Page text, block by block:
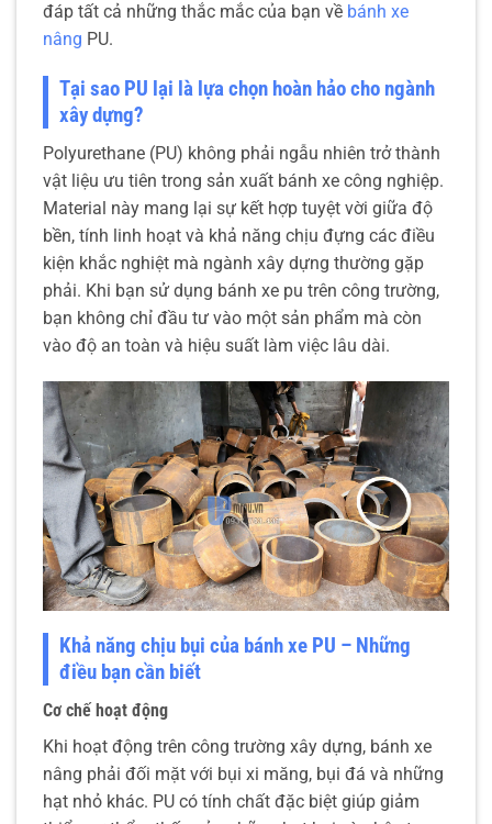
đáp tất cả những thắc mắc của bạn về bánh xe
nâng PU.
Tại sao PU lại là lựa chọn hoàn hảo cho ngành
xây dựng?
Polyurethane (PU) không phải ngẫu nhiên trở thành
vật liệu ưu tiên trong sản xuất bánh xe công nghiệp.
Material này mang lại sự kết hợp tuyệt vời giữa độ
bền, tính linh hoạt và khả năng chịu đựng các điều
kiện khắc nghiệt mà ngành xây dựng thường gặp
phải. Khi bạn sử dụng bánh xe pu trên công trường,
bạn không chỉ đầu tư vào một sản phẩm mà còn
vào độ an toàn và hiệu suất làm việc lâu dài.
Khả năng chịu bụi của bánh xe PU – Những
điều bạn cần biết
Cơ chế hoạt động
Khi hoạt động trên công trường xây dựng, bánh xe
nâng phải đối mặt với bụi xi măng, bụi đá và những
hạt nhỏ khác. PU có tính chất đặc biệt giúp giảm